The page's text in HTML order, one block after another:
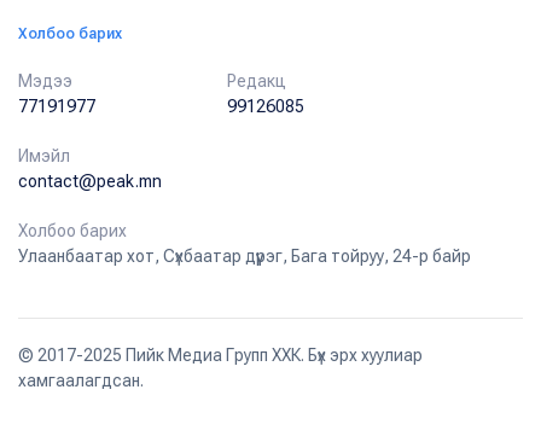
Холбоо барих
Мэдээ
77191977
Редакц
99126085
Имэйл
contact@peak.mn
Холбоо барих
Улаанбаатар хот, Сүхбаатар дүүрэг, Бага тойруу, 24-р байр
© 2017-2025 Пийк Медиа Групп ХХК. Бүх эрх хуулиар
хамгаалагдсан.